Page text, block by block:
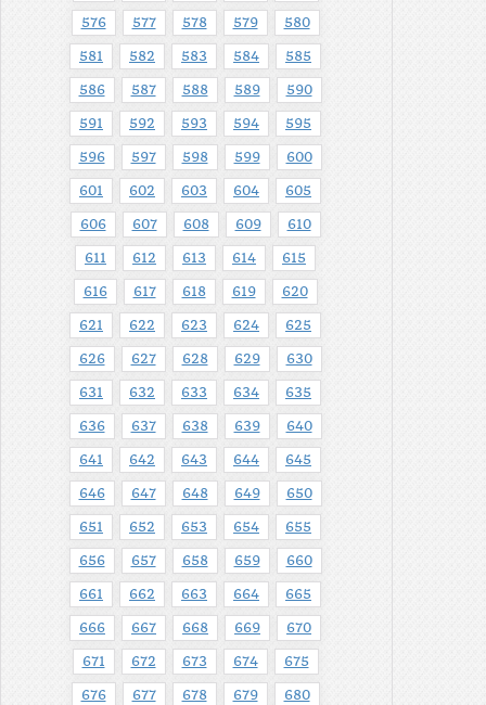
576 577 578 579 580
581 582 583 584 585
586 587 588 589 590
591 592 593 594 595
596 597 598 599 600
601 602 603 604 605
606 607 608 609 610
611 612 613 614 615
616 617 618 619 620
621 622 623 624 625
626 627 628 629 630
631 632 633 634 635
636 637 638 639 640
641 642 643 644 645
646 647 648 649 650
651 652 653 654 655
656 657 658 659 660
661 662 663 664 665
666 667 668 669 670
671 672 673 674 675
676 677 678 679 680